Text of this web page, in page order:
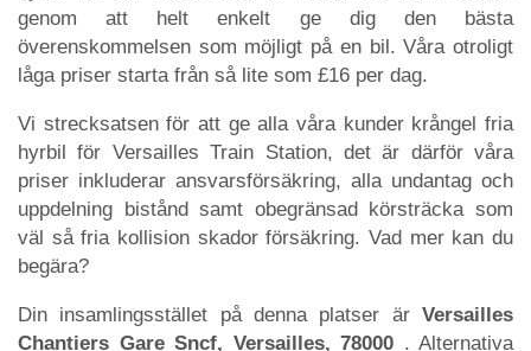
genom att helt enkelt ge dig den bästa
överenskommelsen som möjligt på en bil. Våra otroligt
låga priser starta från så lite som £16 per dag.
Vi strecksatsen för att ge alla våra kunder krångel fria
hyrbil för Versailles Train Station, det är därför våra
priser inkluderar ansvarsförsäkring, alla undantag och
uppdelning bistånd samt obegränsad körsträcka som
väl så fria kollision skador försäkring. Vad mer kan du
begära?
Din insamlingsstället på denna platser är Versailles
Chantiers Gare Sncf, Versailles, 78000 . Alternativa